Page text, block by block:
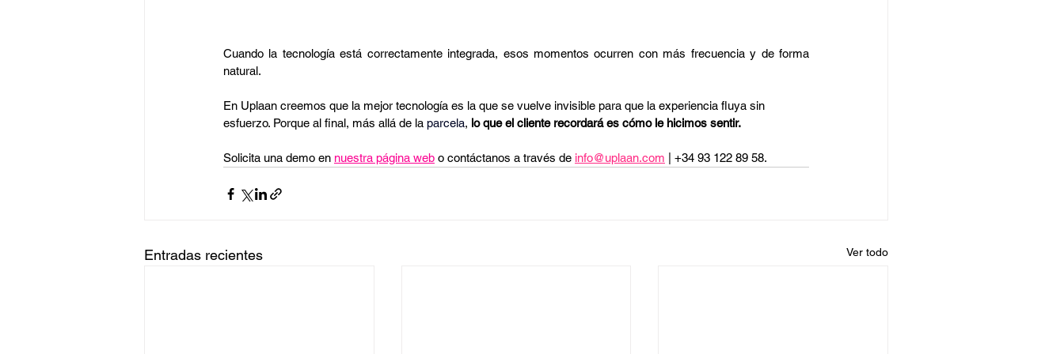
Cuando la tecnología está correctamente integrada, esos momentos ocurren con más frecuencia y de forma
natural.
En Uplaan creemos que la mejor tecnología es la que se vuelve invisible para que la experiencia fluya sin
esfuerzo. Porque al final, más allá de la parcela, lo que el cliente recordará es cómo le hicimos sentir.
Solicita una demo en nuestra página web o contáctanos a través de info@uplaan.com | +34 93 122 89 58.
Entradas recientes Ver todo